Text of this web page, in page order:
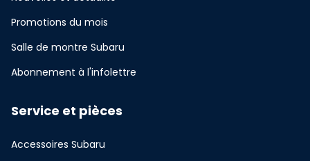
Promotions du mois
Salle de montre Subaru
Abonnement à l'infolettre
Service et pièces
Accessoires Subaru